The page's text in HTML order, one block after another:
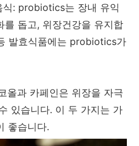
: probiotics는 장내 유익
를 돕고, 위장건강을 유지합
발효식품에는 probiotics가
올과 카페인은 위장을 자극
있습니다. 이 두 가지는 가
좋습니다.